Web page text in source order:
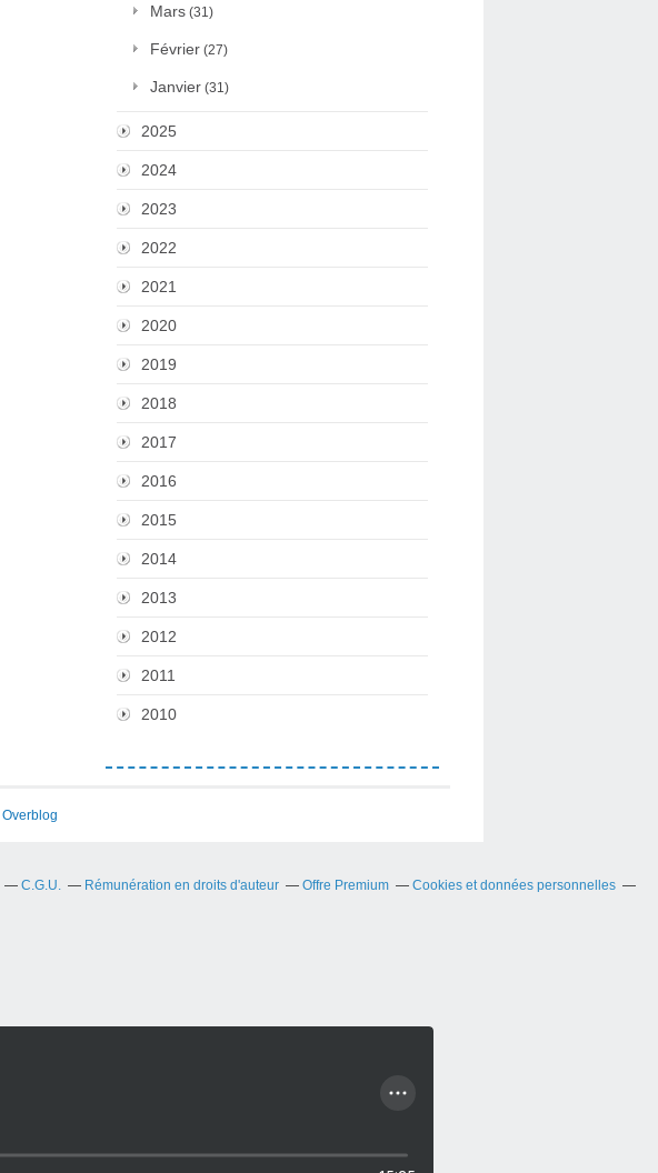
Mars (31)
Février (27)
Janvier (31)
2025
2024
2023
2022
2021
2020
2019
2018
2017
2016
2015
2014
2013
2012
2011
2010
Overblog
C.G.U. Rémunération en droits d'auteur Offre Premium
Cookies et données personnelles